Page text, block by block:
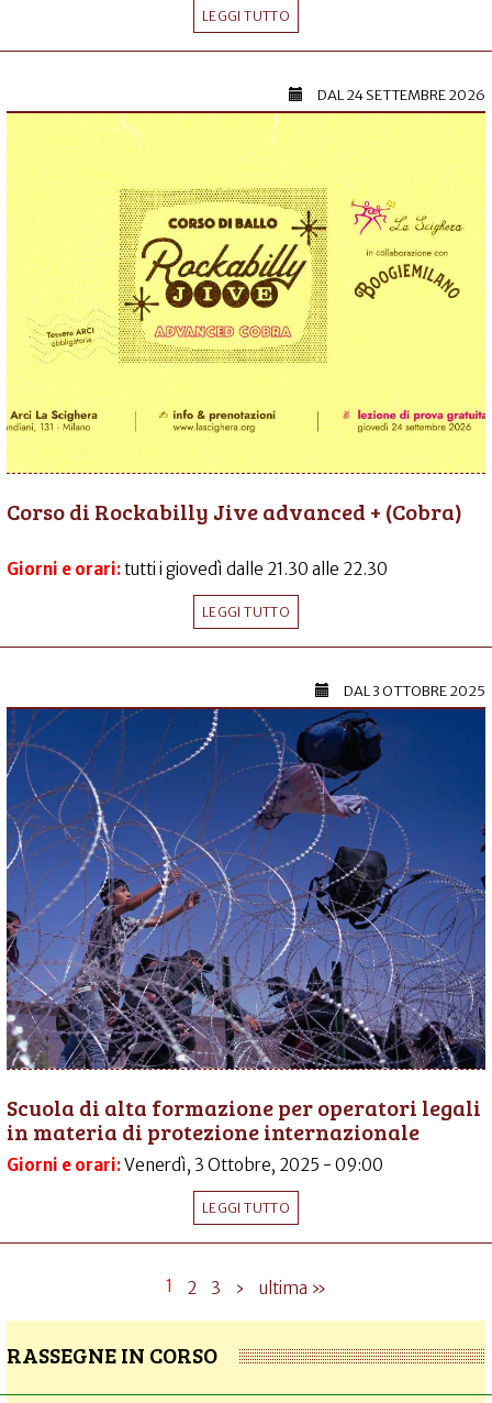
LEGGI TUTTO
DAL24 SETTEMBRE 2026
Corso di Rockabilly Jive advanced + (Cobra)
Giorni e orari:tutti i giovedì dalle 21.30 alle 22.30
LEGGI TUTTO
DAL3 OTTOBRE 2025
Scuola di alta formazione per operatori legali
in materia di protezione internazionale
Giorni e orari:Venerdì, 3 Ottobre, 2025 - 09:00
LEGGI TUTTO
1 2 3 › ultima »
RASSEGNE IN CORSO